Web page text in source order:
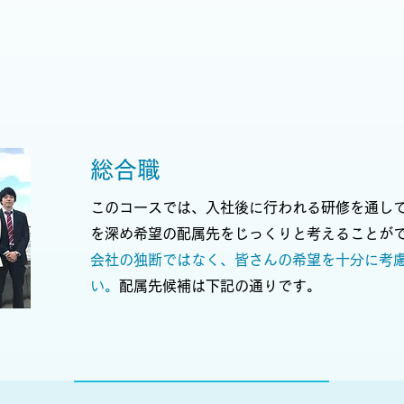
総合職
このコースでは、
入社後に行われる研修を通し
を深め希望の配属先をじっくりと考えることが
会社の独断ではなく、皆さんの希望を十分に考
い。 配属先候補は下記の通りです。